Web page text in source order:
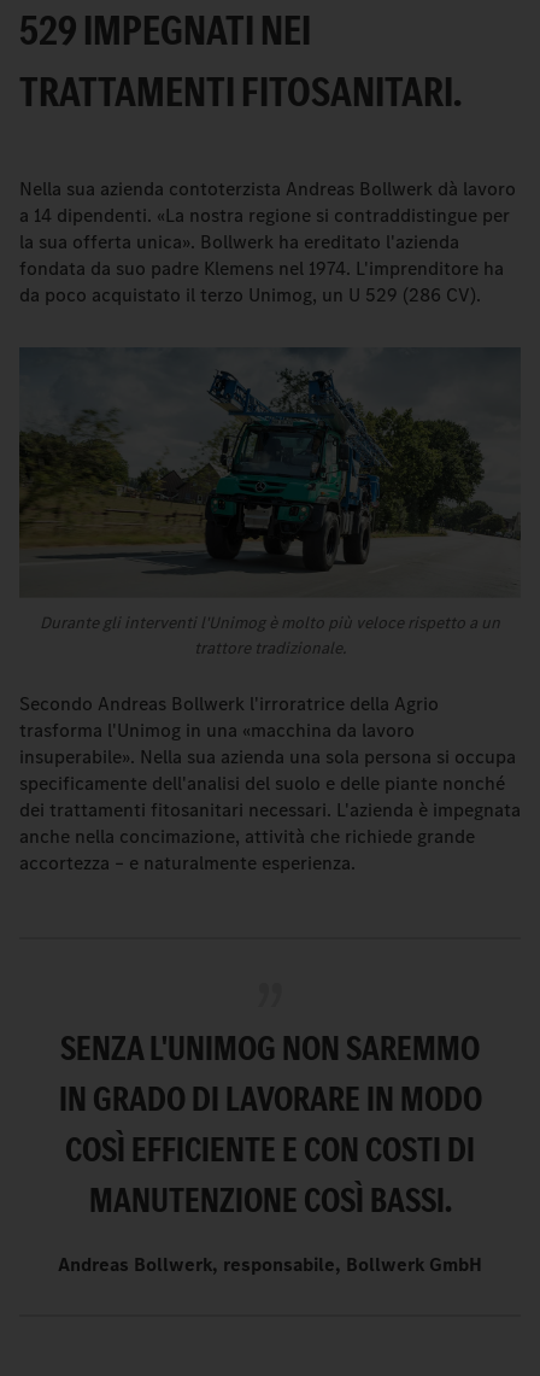
529 IMPEGNATI NEI
TRATTAMENTI FITOSANITARI.
Nella sua azienda contoterzista Andreas Bollwerk dà lavoro
a 14 dipendenti. «La nostra regione si contraddistingue per
la sua offerta unica». Bollwerk ha ereditato l'azienda
fondata da suo padre Klemens nel 1974. L'imprenditore ha
da poco acquistato il terzo Unimog, un U 529 (286 CV).
Durante gli interventi l'Unimog è molto più veloce rispetto a un
trattore tradizionale.
Secondo Andreas Bollwerk l'irroratrice della Agrio
trasforma l'Unimog in una «macchina da lavoro
insuperabile». Nella sua azienda una sola persona si occupa
specificamente dell'analisi del suolo e delle piante nonché
dei trattamenti fitosanitari necessari. L'azienda è impegnata
anche nella concimazione, attività che richiede grande
accortezza – e naturalmente esperienza.
SENZA L'UNIMOG NON SAREMMO
IN GRADO DI LAVORARE IN MODO
COSÌ EFFICIENTE E CON COSTI DI
MANUTENZIONE COSÌ BASSI.
Andreas Bollwerk, responsabile, Bollwerk GmbH